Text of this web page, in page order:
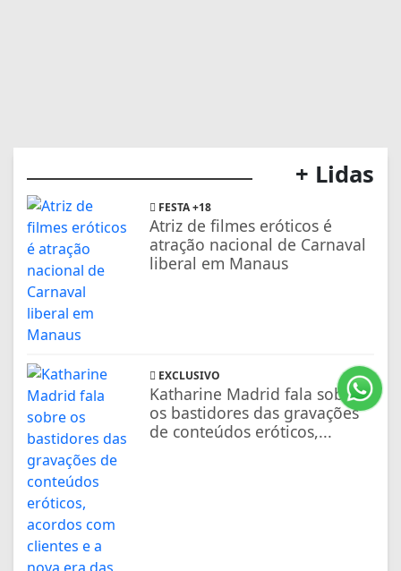
+ Lidas
FESTA +18
Atriz de filmes eróticos é
atração nacional de Carnaval
liberal em Manaus
EXCLUSIVO
Katharine Madrid fala sobre
os bastidores das gravações
de conteúdos eróticos,...